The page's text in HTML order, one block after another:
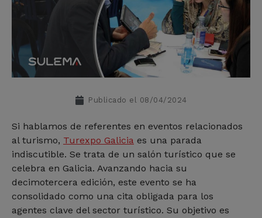
Publicado el 08/04/2024
Si hablamos de referentes en eventos relacionados
al turismo, Turexpo Galicia es una parada
indiscutible. Se trata de un salón turístico que se
celebra en Galicia. Avanzando hacia su
decimotercera edición, este evento se ha
consolidado como una cita obligada para los
agentes clave del sector turístico. Su objetivo es